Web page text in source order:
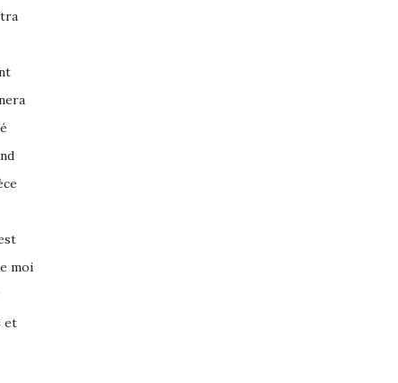
moi
et